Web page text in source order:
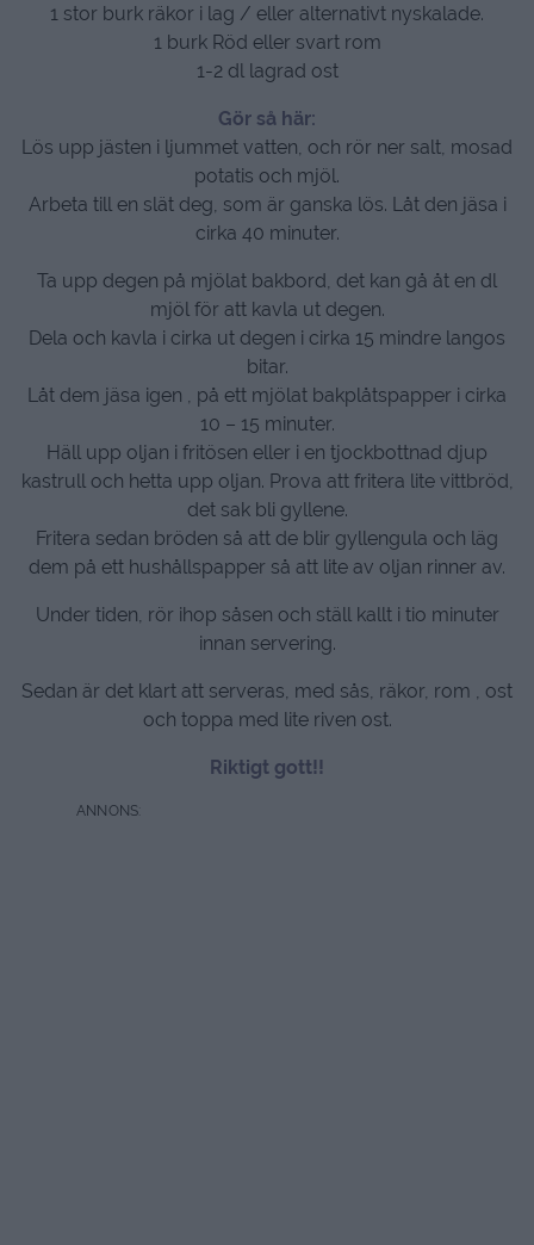
1 stor burk räkor i lag / eller alternativt nyskalade.
1 burk Röd eller svart rom
1-2 dl lagrad ost
Gör så här:
Lös upp jästen i ljummet vatten, och rör ner salt, mosad
potatis och mjöl.
Arbeta till en slät deg, som är ganska lös. Låt den jäsa i
cirka 40 minuter.
Ta upp degen på mjölat bakbord, det kan gå åt en dl
mjöl för att kavla ut degen.
Dela och kavla i cirka ut degen i cirka 15 mindre langos
bitar.
Låt dem jäsa igen , på ett mjölat bakplåtspapper i cirka
10 – 15 minuter.
Häll upp oljan i fritösen eller i en tjockbottnad djup
kastrull och hetta upp oljan. Prova att fritera lite vittbröd,
det sak bli gyllene.
Fritera sedan bröden så att de blir gyllengula och läg
dem på ett hushållspapper så att lite av oljan rinner av.
Under tiden, rör ihop såsen och ställ kallt i tio minuter
innan servering.
Sedan är det klart att serveras, med sås, räkor, rom , ost
och toppa med lite riven ost.
Riktigt gott!!